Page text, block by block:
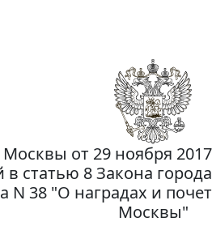
Москвы от 29 ноября
статью 8 Закона
N 38 "О наградах и
Москвы"